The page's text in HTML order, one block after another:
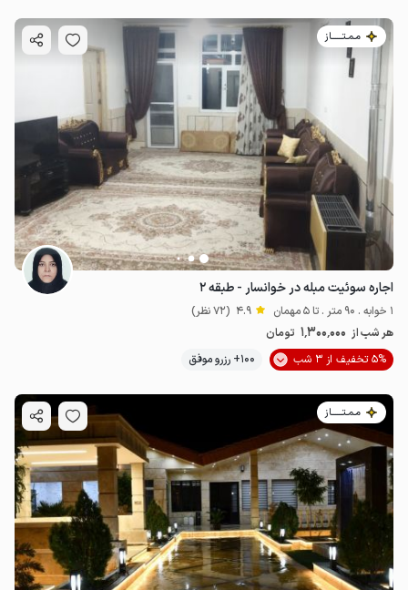
مـمـتــــــاز
اجاره سوئیت مبله در خوانسار - طبقه ۲
1 خوابه . 90 متر . تا 5 مهمان 4.9 (72 نظر)
هر شب از 1٬300٬000 تومان
5% تخفیف از 3 شب
100+ رزرو موفق
مـمـتــــــاز